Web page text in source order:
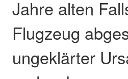
Jahre alten
Flugzeug
ungeklärter